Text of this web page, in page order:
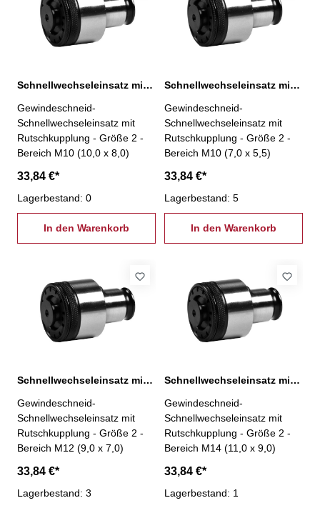
Schnellwechseleinsatz mit Rutschkupplung, 2-M10
Gewindeschneid-
Schnellwechseleinsatz mit
Rutschkupplung - Größe 2 -
Bereich M10 (10,0 x 8,0)
33,84 €*
Lagerbestand: 0
In den Warenkorb
Schnellwechseleinsatz mit Rutschkupplung, 2-M10
Gewindeschneid-
Schnellwechseleinsatz mit
Rutschkupplung - Größe 2 -
Bereich M10 (7,0 x 5,5)
33,84 €*
Lagerbestand: 5
In den Warenkorb
Schnellwechseleinsatz mit Rutschkupplung, 2-M12
Gewindeschneid-
Schnellwechseleinsatz mit
Rutschkupplung - Größe 2 -
Bereich M12 (9,0 x 7,0)
33,84 €*
Lagerbestand: 3
Schnellwechseleinsatz mit Rutschkupplung, 2-M14
Gewindeschneid-
Schnellwechseleinsatz mit
Rutschkupplung - Größe 2 -
Bereich M14 (11,0 x 9,0)
33,84 €*
Lagerbestand: 1